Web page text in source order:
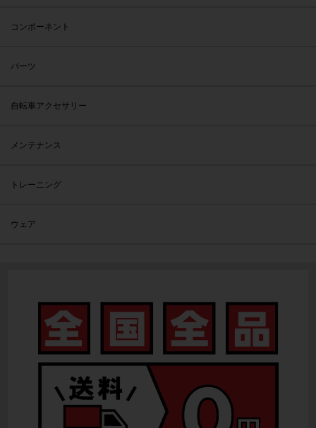
コンポーネント
パーツ
自転車アクセサリー
メンテナンス
トレーニング
ウェア